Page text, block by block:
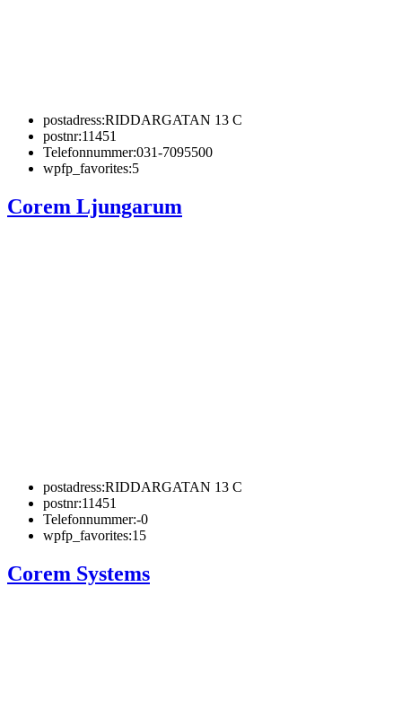
postadress:RIDDARGATAN 13 C
postnr:11451
Telefonnummer:031-7095500
wpfp_favorites:5
Corem Ljungarum
postadress:RIDDARGATAN 13 C
postnr:11451
Telefonnummer:-0
wpfp_favorites:15
Corem Systems